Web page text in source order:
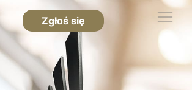
Zgłoś się